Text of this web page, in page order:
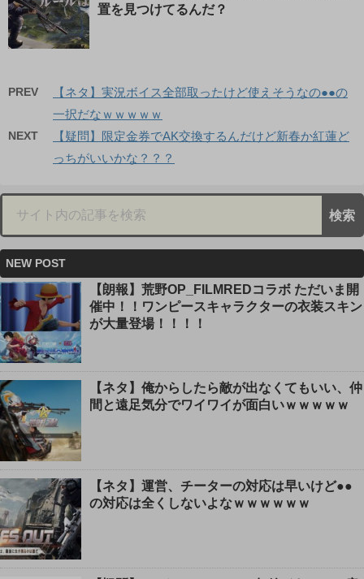
置を見つけてるんだ？
PREV
【ネタ】実況ボイス全部取ったけど使えそうなの●●の
一択だなｗｗｗｗｗ
NEXT
【疑問】限定金券でAK交換するんだけど新春か紅蓮ど
っちがいいかな？？？
NEW POST
【朗報】荒野OP_FILMREDコラボ ただいま開
催中！！ワンピースキャラクターの衣装スキン
が大量登場！！！！
【ネタ】俺からしたら敵が出なくてもいい、仲
間と遠足気分でワイワイが面白いｗｗｗｗｗ
【ネタ】運営、チーターの対応は早いけど●●
の対応は全くしないよなｗｗｗｗｗｗ